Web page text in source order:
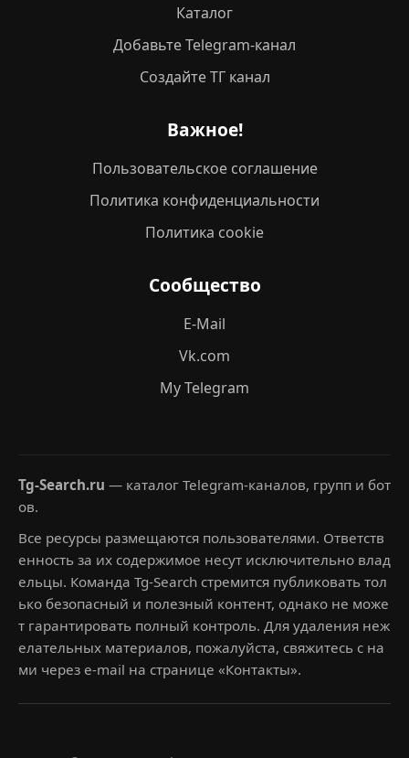
Каталог
Добавьте Telegram-канал
Создайте ТГ канал
Важное!
Пользовательское соглашение
Политика конфиденциальности
Политика cookie
Сообщество
E-Mail
Vk.com
My Telegram
Tg-Search.ru — каталог Telegram-каналов, групп и бот
ов.
Все ресурсы размещаются пользователями. Ответств
енность за их содержимое несут исключительно влад
ельцы. Команда Tg-Search стремится публиковать тол
ько безопасный и полезный контент, однако не може
т гарантировать полный контроль. Для удаления неж
елательных материалов, пожалуйста, свяжитесь с на
ми через e-mail на странице «Контакты».